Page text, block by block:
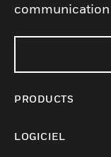
PRODUCTS
LOGICIEL